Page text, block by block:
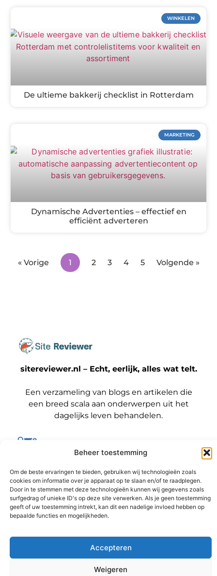
Beheer toestemming
Om de beste ervaringen te bieden, gebruiken wij technologieën zoals
cookies om informatie over je apparaat op te slaan en/of te raadplegen.
Door in te stemmen met deze technologieën kunnen wij gegevens zoals
surfgedrag of unieke ID's op deze site verwerken. Als je geen toestemming
geeft of uw toestemming intrekt, kan dit een nadelige invloed hebben op
bepaalde functies en mogelijkheden.
Accepteren
Weigeren
WINKELEN
De ultieme bakkerij checklist in Rotterdam
MARKETING
Dynamische Advertenties – effectief en
efficiënt adverteren
« Vorige 1 2 3 4 5 Volgende »
sitereviewer.nl – Echt, eerlijk, alles wat telt.
Een verzameling van blogs en artikelen die
een breed scala aan onderwerpen uit het
dagelijks leven behandelen.
Onze
Bericht categorie
@2025 www.sitereviewer.nl. All Right Reserved.